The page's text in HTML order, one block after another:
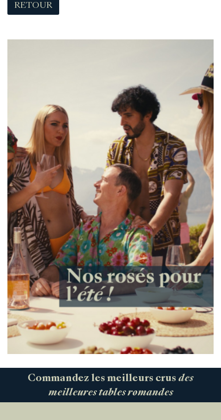
RETOUR
Commandez les meilleurs crus des
meilleures tables romandes